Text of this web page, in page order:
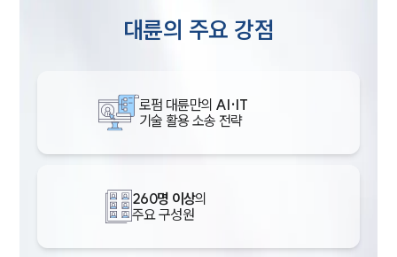
대륜의 주요 강점
로펌 대륜만의 AI·IT
기술 활용 소송 전략
260명 이상의
주요 구성원